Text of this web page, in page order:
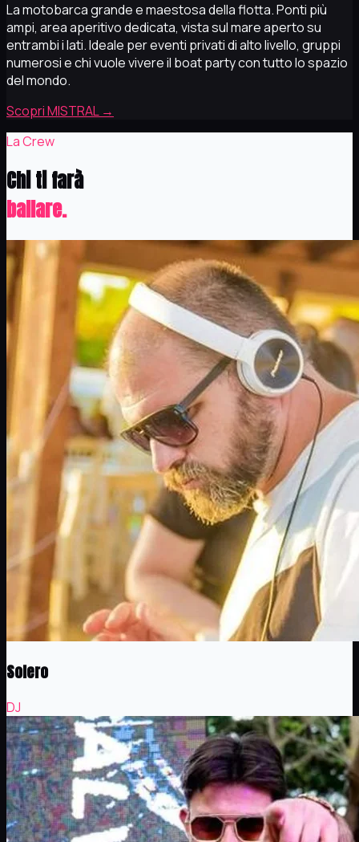
La motobarca grande e maestosa della flotta. Ponti più
ampi, area aperitivo dedicata, vista sul mare aperto su
entrambi i lati. Ideale per eventi privati di alto livello, gruppi
numerosi e chi vuole vivere il boat party con tutto lo spazio
del mondo.
Scopri MISTRAL →
La Crew
Chi ti farà
ballare.
Solero
DJ